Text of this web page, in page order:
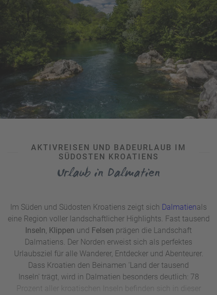
AKTIVREISEN UND BADEURLAUB IM
SÜDOSTEN KROATIENS
Urlaub in Dalmatien
Im Süden und Südosten Kroatiens zeigt sich Dalmatienals
eine Region voller landschaftlicher Highlights. Fast tausend
Inseln, Klippen und Felsen prägen die Landschaft
Dalmatiens. Der Norden erweist sich als perfektes
Urlaubsziel für alle Wanderer, Entdecker und Abenteurer.
Dass Kroatien den Beinamen 'Land der tausend
Inseln' trägt, wird in Dalmatien besonders deutlich: 78
Prozent aller kroatischen Inseln befinden sich in dieser